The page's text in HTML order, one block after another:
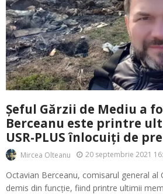
Șeful Gărzii de Mediu a
Berceanu este printre
USR-PLUS înlocuiți de
Mircea Olteanu 20 septembrie 2021
Octavian Berceanu, comisarul general al
demis din funcție, fiind printre ultimii